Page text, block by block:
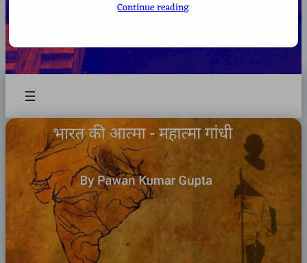
A space to gaze at the world from Bharatiya
Continue reading